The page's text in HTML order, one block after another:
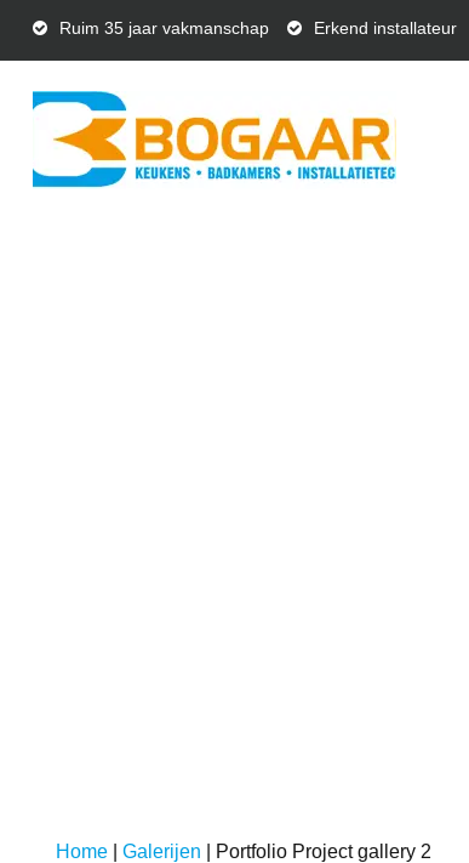
Ruim 35 jaar vakmanschap Erkend installateur
Home |Galerijen Portfolio Project gallery 2